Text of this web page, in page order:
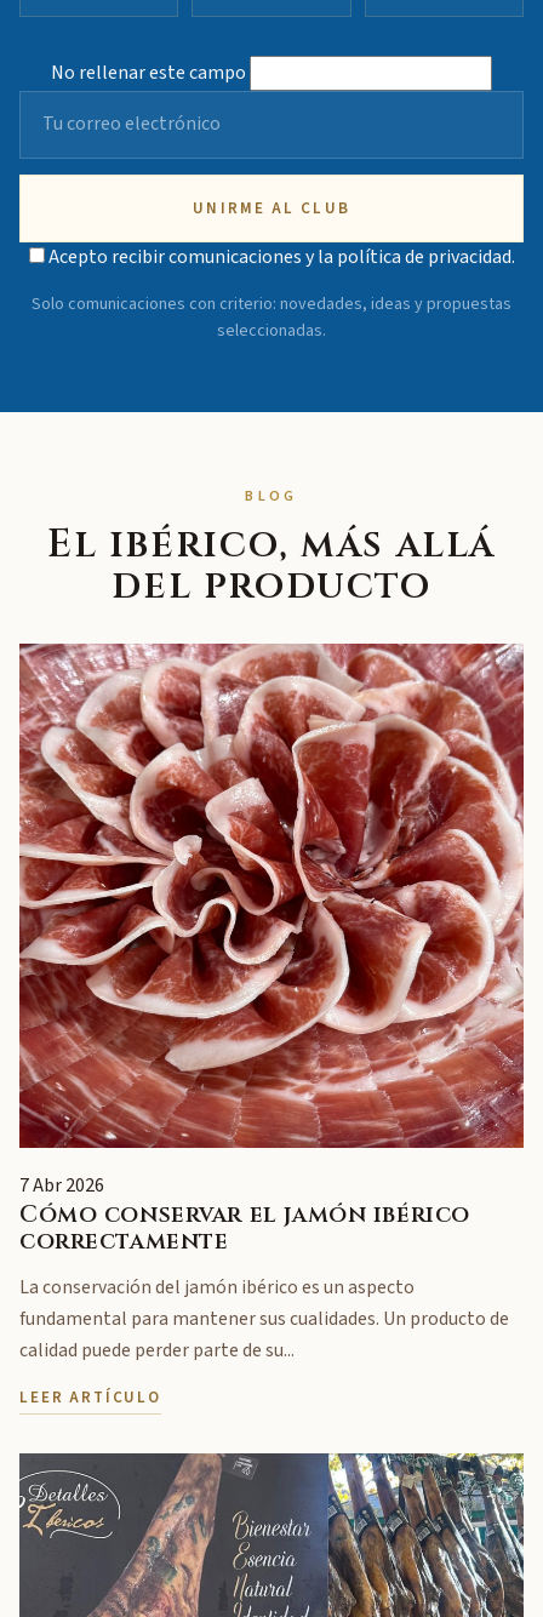
No rellenar este campo
UNIRME AL CLUB
Acepto recibir comunicaciones y la política de privacidad.
Solo comunicaciones con criterio: novedades, ideas y propuestas
seleccionadas.
BLOG
El ibérico, más allá
del producto
7 Abr 2026
Cómo conservar el jamón ibérico
correctamente
La conservación del jamón ibérico es un aspecto
fundamental para mantener sus cualidades. Un producto de
calidad puede perder parte de su...
LEER ARTÍCULO